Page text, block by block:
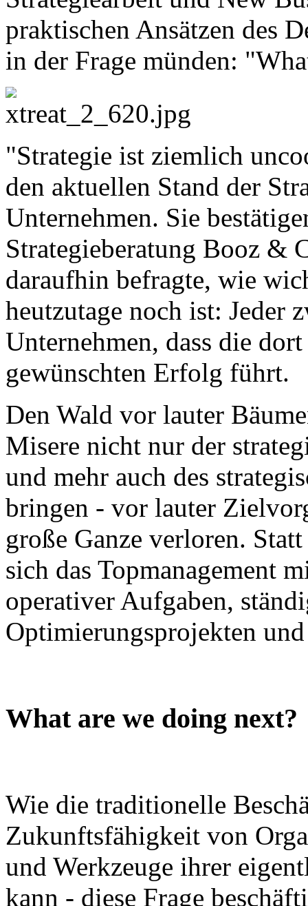
praktischen Ansätzen des
in der Frage münden:
"Strategie ist ziemlich
den aktuellen Stand der
Unternehmen. Sie
Strategieberatung Booz &
daraufhin befragte, wie
heutzutage noch ist: Jeder
Unternehmen, dass die
gewünschten Erfolg führt.
Den Wald vor lauter
Misere nicht nur der
und mehr auch des
bringen - vor lauter
große Ganze verloren.
sich das Topmanagement
operativer Aufgaben,
Optimierungsprojekten
What are we doing next?
Wie die traditionelle
Zukunftsfähigkeit von
und Werkzeuge ihrer
kann - diese Frage